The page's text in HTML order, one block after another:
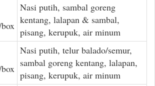
Nasi putih, sambal goreng
kentang, lalapan & sambal,
pisang, kerupuk, air minum
Nasi putih, telur balado/semur,
sambal goreng kentang, lalapan,
pisang, kerupuk, air minum